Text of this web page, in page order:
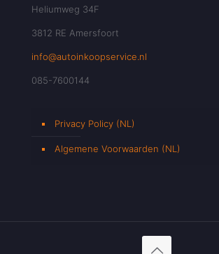
Heliumweg 34F
3812 RE Amersfoort
info@autoinkoopservice.nl
085-7600144
Privacy Policy (NL)
Algemene Voorwaarden (NL)